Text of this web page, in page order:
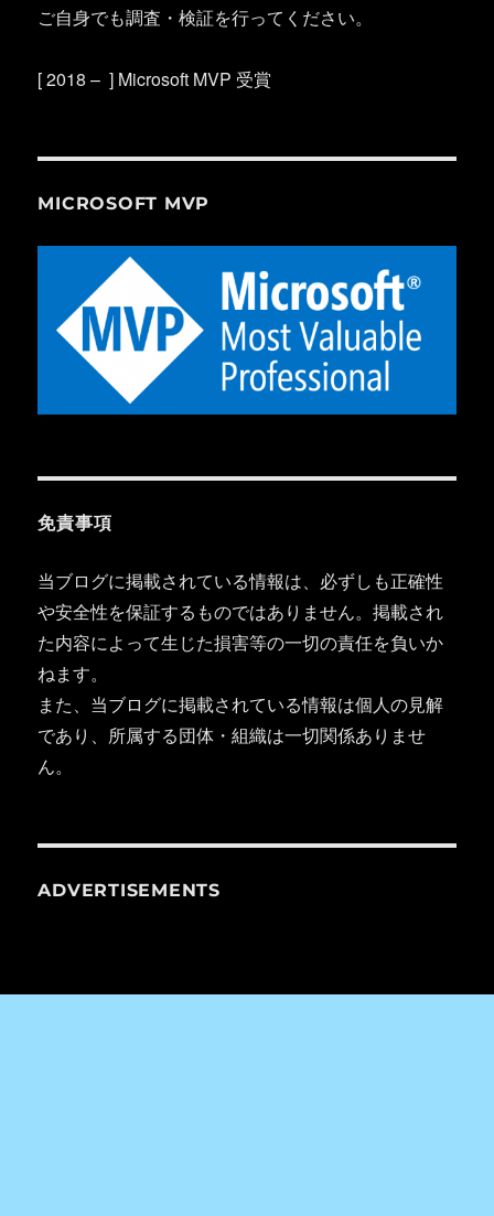
ご自身でも調査・検証を行ってください。
[ 2018 – ] Microsoft MVP 受賞
MICROSOFT MVP
免責事項
当ブログに掲載されている情報は、必ずしも正確性
や安全性を保証するものではありません。掲載され
た内容によって生じた損害等の一切の責任を負いか
ねます。
また、当ブログに掲載されている情報は個人の見解
であり、所属する団体・組織は一切関係ありませ
ん。
ADVERTISEMENTS